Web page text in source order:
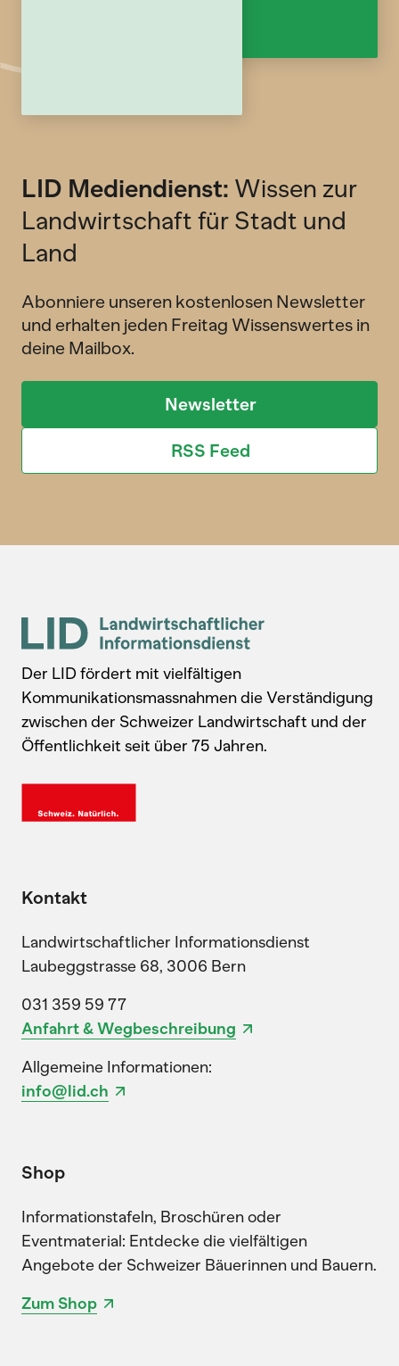
LID Mediendienst: Wissen zur
Landwirtschaft für Stadt und
Land
Abonniere unseren kostenlosen Newsletter
und erhalten jeden Freitag Wissenswertes in
deine Mailbox.
Newsletter
RSS Feed
Der LID fördert mit vielfältigen
Kommunikationsmassnahmen die Verständigung
zwischen der Schweizer Landwirtschaft und der
Öffentlichkeit seit über 75 Jahren.
Kontakt
Landwirtschaftlicher Informationsdienst
Laubeggstrasse 68, 3006 Bern
031 359 59 77
Anfahrt & Wegbeschreibung
Allgemeine Informationen:
info@lid.ch
Shop
Informationstafeln, Broschüren oder
Eventmaterial: Entdecke die vielfältigen
Angebote der Schweizer Bäuerinnen und Bauern.
Zum Shop